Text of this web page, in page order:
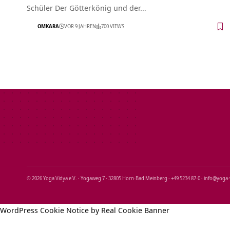
Schüler Der Götterkönig und der…
OMKARA VOR 9 JAHREN 700 VIEWS
© 2026 Yoga Vidya e.V. · Yogaweg 7 · 32805 Horn‑Bad Meinberg · +49 5234 87‑0 ·
WordPress Cookie Notice by Real Cookie Banner